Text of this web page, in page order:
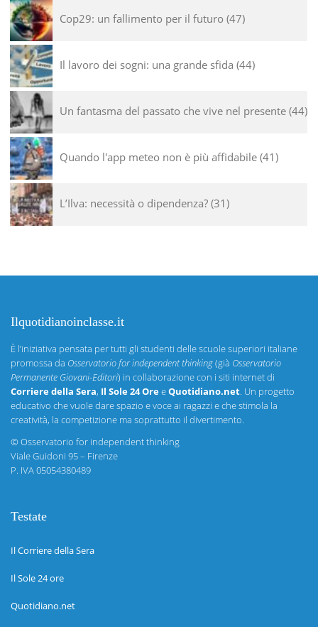
Cop29: un fallimento per il futuro 47
Il lavoro dei sogni: una grande sfida 44
Un fantasma del passato che vive nel presente 44
Quando l'app meteo non è più affidabile 41
L’Ilva: necessità o dipendenza? 31
Ilquotidianoinclasse.it
È l’iniziativa pensata per tutti gli studenti delle scuole superiori italiane
promossa da Osservatorio for independent thinking(già Osservatorio
Permanente Giovani-Editori) in collaborazione con i siti internet di
Corriere della Sera, Il Sole 24 OreeQuotidiano.net. Un progetto
educativo che vuole dare spazio e voce ai ragazzi e che stimola la
creatività, la competizione ma soprattutto il divertimento.
©Osservatorio for independent thinking
Viale Guidoni 95 – Firenze
P. IVA 05054380489
Testate
Il Corriere della Sera
Il Sole 24 ore
Quotidiano.net